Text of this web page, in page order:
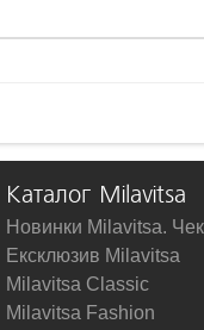
Каталог Milavitsa
Новинки Milavitsa.
Ексклюзив Milavitsa
Milavitsa Classic
Milavitsa Fashion